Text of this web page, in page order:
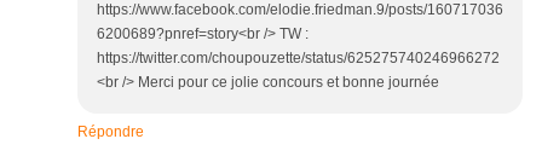
https://www.facebook.com/elodie.friedman.9/posts/160717036
6200689?pnref=story<br /> TW :
https://twitter.com/choupouzette/status/625275740246966272
<br /> Merci pour ce jolie concours et bonne journée
Répondre